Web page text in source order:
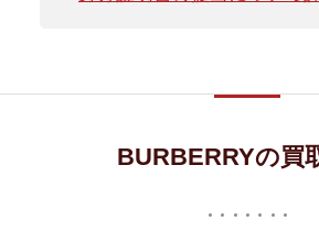
BURBERRYの買